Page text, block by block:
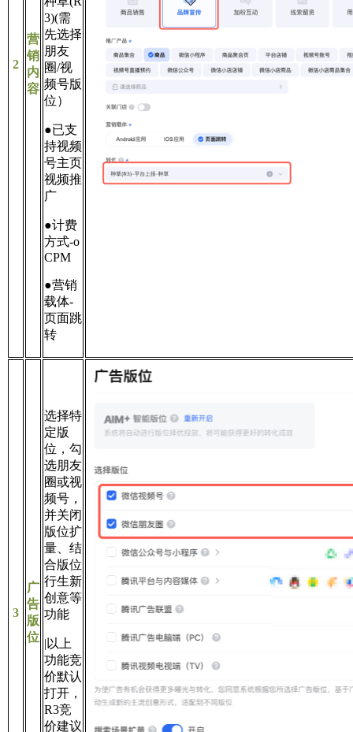
2
营
销
内
容
3)(需
先选择
朋友
圈/视
频号版
位）
●已支
持视频
号主页
视频推
广
●计费
方式-o
CPM
●营销
载体-
页面跳
转
3
广
告
版
位
选择特
定版
位，勾
选朋友
圈或视
频号，
并关闭
版位扩
量、结
合版位
行生新
创意等
功能
|以上
功能竞
价默认
打开，
R3竞
价建议